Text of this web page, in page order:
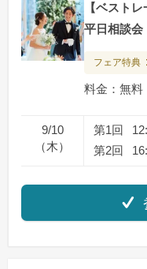
【ベスト
平日相談会
フェア特典
料金：無料
9/10
（木）
第1回
第2回